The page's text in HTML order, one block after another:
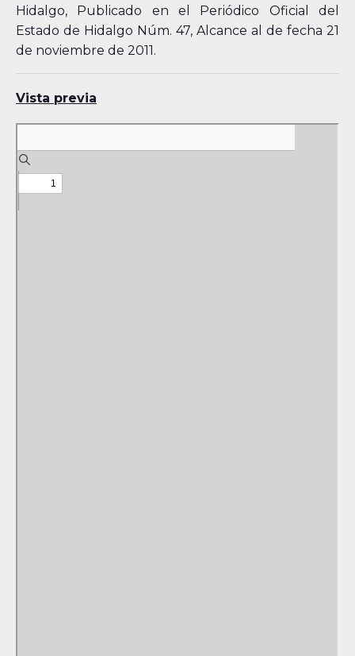
Hidalgo, Publicado en el Periódico Oficial del
Estado de Hidalgo Núm. 47, Alcance al de fecha 21
de noviembre de 2011.
Vista previa
Skip
PDF
content